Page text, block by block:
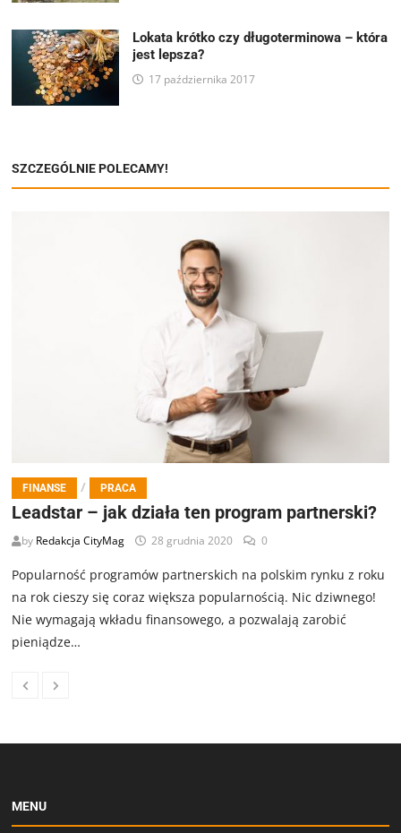
Lokata krótko czy długoterminowa – która
jest lepsza?
17 października 2017
SZCZEGÓLNIE POLECAMY!
FINANSE / PRACA
Leadstar – jak działa ten program partnerski?
by Redakcja CityMag 28 grudnia 2020 0
Popularność programów partnerskich na polskim rynku z roku
na rok cieszy się coraz większa popularnością. Nic dziwnego!
Nie wymagają wkładu finansowego, a pozwalają zarobić
pieniądze…
MENU